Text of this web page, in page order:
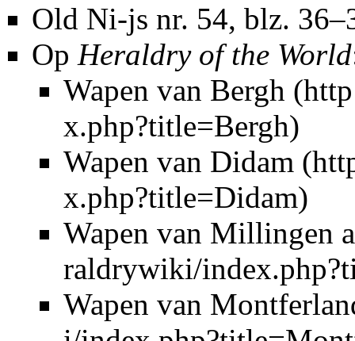
Old Ni-js nr. 54, blz.
Op Heraldry of the World
Wapen van Bergh
Wapen van Didam
Wapen van Millingen
Wapen van